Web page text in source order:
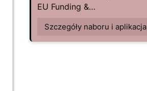
EU Funding &…
Szczegóły naboru i aplikacja